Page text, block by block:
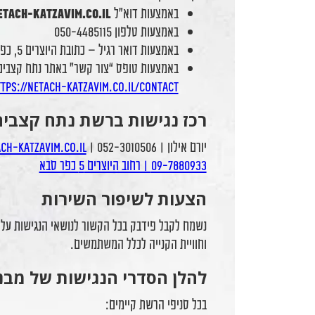
באמצעות דוא"לkatzavim.co.il
באמצעות טלפון 050-4485115
באמצעות דואר רגיל – כתובת היוצרים 5, כפר סבא
באמצעות טופס “צור קשר” באתר נתח
netach-katzavim.co.il/contact
רכז נגישות ברשת נתח
יורם אילון | 052-3010506 |
09-7880933 | רחוב היוצרים 5 כפר סבא
הצעות לשיפור השירות
נשמח לקבל פידבק בכל הקשור לנושאי הנגישות
וחוויית הקנייה לכלל המשתמשים.
להלן הסדרי הנגישות של
בכל סניפי הרשת קיימים: